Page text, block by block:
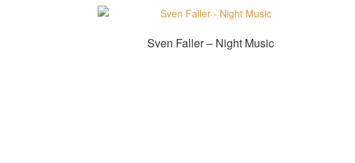
Sven Faller – Night Music